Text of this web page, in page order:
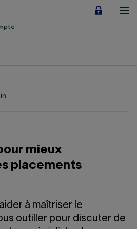
Carrière
mieux
placements
à maîtriser le
outiller pour discuter de